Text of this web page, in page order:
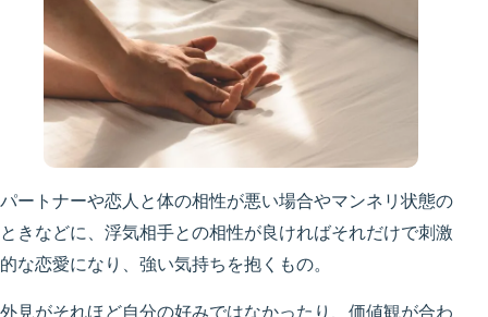
パートナーや恋人と体の相性が悪い場合やマンネリ状態の
ときなどに、浮気相手との相性が良ければそれだけで刺激
的な恋愛になり、強い気持ちを抱くもの。
外見がそれほど自分の好みではなかったり、価値観が合わ